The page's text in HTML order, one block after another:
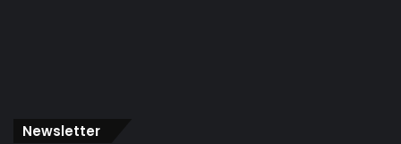
Newsletter